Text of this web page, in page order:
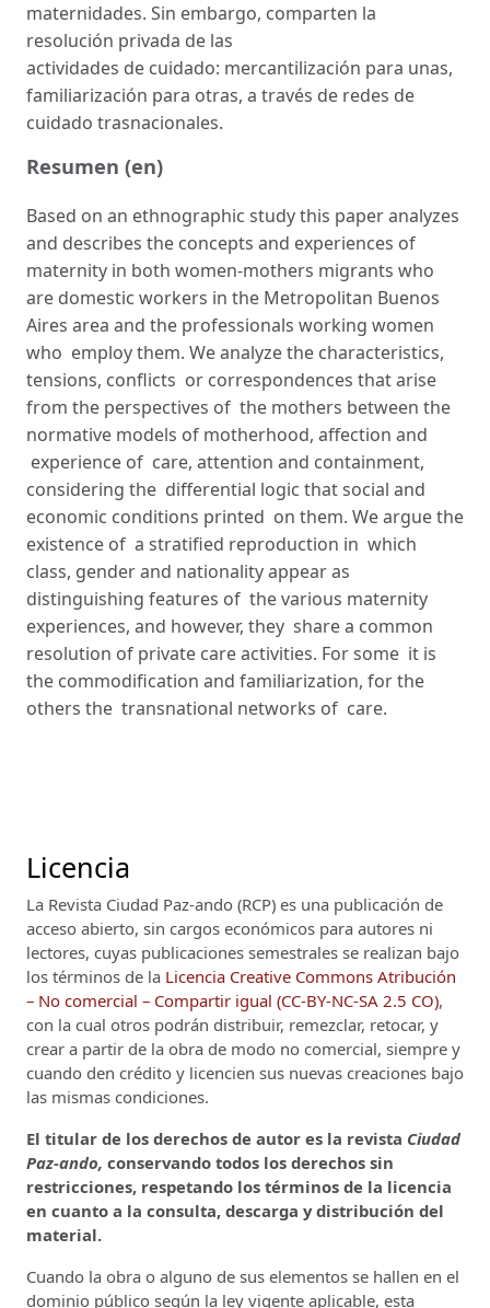
maternidades. Sin embargo, comparten la
resolución privada de las
actividades de cuidado: mercantilización para unas,
familiarización para otras, a través de redes de
cuidado trasnacionales.
Resumen (en)
Based on an ethnographic study this paper analyzes
and describes the concepts and experiences of
maternity in both women-mothers migrants who
are domestic workers in the Metropolitan Buenos
Aires area and the professionals working women
who employ them. We analyze the characteristics,
tensions, conﬂicts or correspondences that arise
from the perspectives of the mothers between the
normative models of motherhood, affection and
experience of care, attention and containment,
considering the differential logic that social and
economic conditions printed on them. We argue the
existence of a stratiﬁed reproduction in which
class, gender and nationality appear as
distinguishing features of the various maternity
experiences, and however, they share a common
resolution of private care activities. For some it is
the commodiﬁcation and familiarization, for the
others the transnational networks of care.
Licencia
La Revista Ciudad Paz-ando (RCP) es una publicación de
acceso abierto, sin cargos económicos para autores ni
lectores, cuyas publicaciones semestrales se realizan bajo
los términos de la Licencia Creative Commons Atribución
– No comercial – Compartir igual (CC-BY-NC-SA 2.5 CO),
con la cual otros podrán distribuir, remezclar, retocar, y
crear a partir de la obra de modo no comercial, siempre y
cuando den crédito y licencien sus nuevas creaciones bajo
las mismas condiciones.
El titular de los derechos de autor es la revista Ciudad
Paz-ando, conservando todos los derechos sin
restricciones, respetando los términos de la licencia
en cuanto a la consulta, descarga y distribución del
material.
Cuando la obra o alguno de sus elementos se hallen en el
dominio público según la ley vigente aplicable, esta